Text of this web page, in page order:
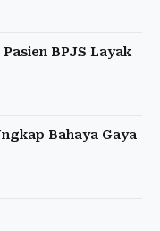
BPJS Layak
Bahaya Gaya